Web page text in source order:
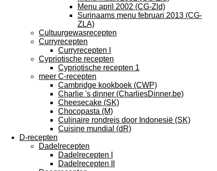
Menu april 2002 (CG-Zld)
Surinaams menu februari 2013 (CG-
ZLA)
Cultuurgewasrecepten
Curryrecepten
Curryrecepten I
Cypriotische recepten
Cypriotische recepten 1
meer C-recepten
Cambridge kookboek (CWP)
Charlie 's dinner (CharliesDinner.be)
Cheesecake (SK)
Chocopasta (M)
Culinaire rondreis door Indonesië (SK)
Cuisine mundial (dR)
D-recepten
Dadelrecepten
Dadelrecepten I
Dadelrecepten II